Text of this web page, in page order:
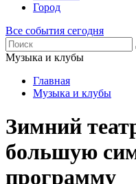
Город
Все события сегодня
Музыка и клубы
Главная
Музыка и клубы
Зимний
большую
программу